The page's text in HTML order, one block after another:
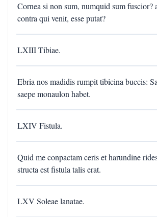
Cornea si non sum, numquid sum fuscior?
contra qui venit, esse putat?
LXIII Tibiae.
Ebria nos madidis rumpit tibicina buccis:
saepe monaulon habet.
LXIV Fistula.
Quid me conpactam ceris et harundine
structa est fistula talis erat.
LXV Soleae lanatae.